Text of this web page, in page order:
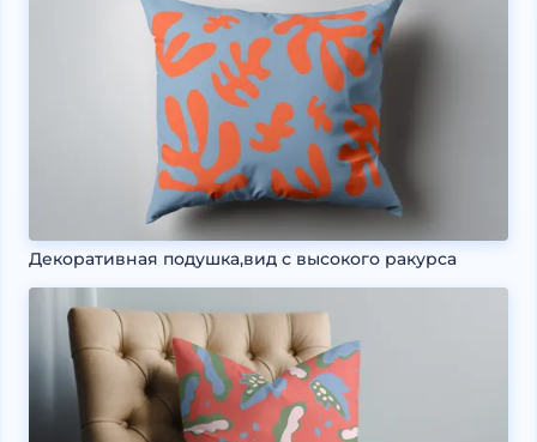
Декоративная подушка,вид с высокого ракурса